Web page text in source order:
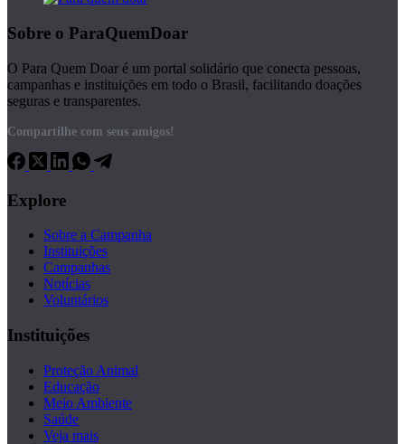
Sobre o ParaQuemDoar
O Para Quem Doar é um portal solidário que conecta pessoas,
campanhas e instituições em todo o Brasil, facilitando doações
seguras e transparentes.
Compartilhe com seus amigos!
Explore
Sobre a Campanha
Instituições
Campanhas
Notícias
Voluntários
Instituições
Proteção Animal
Educação
Meio Ambiente
Saúde
Veja mais